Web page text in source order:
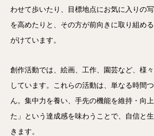
わせて歩いたり、目標地点にお気に入りの
を高めたりと、その方が前向きに取り組め
がけています。
創作活動では、絵画、工作、園芸など、様
しています。これらの活動は、単なる時間
ん。集中力を養い、手先の機能を維持・向
た」という達成感を味わうことで、自信と
きます。